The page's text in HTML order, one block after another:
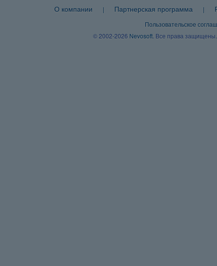
О компании | Партнерская программа |
Пользовательское
© 2002-2026 Nevosoft . Все права защищены